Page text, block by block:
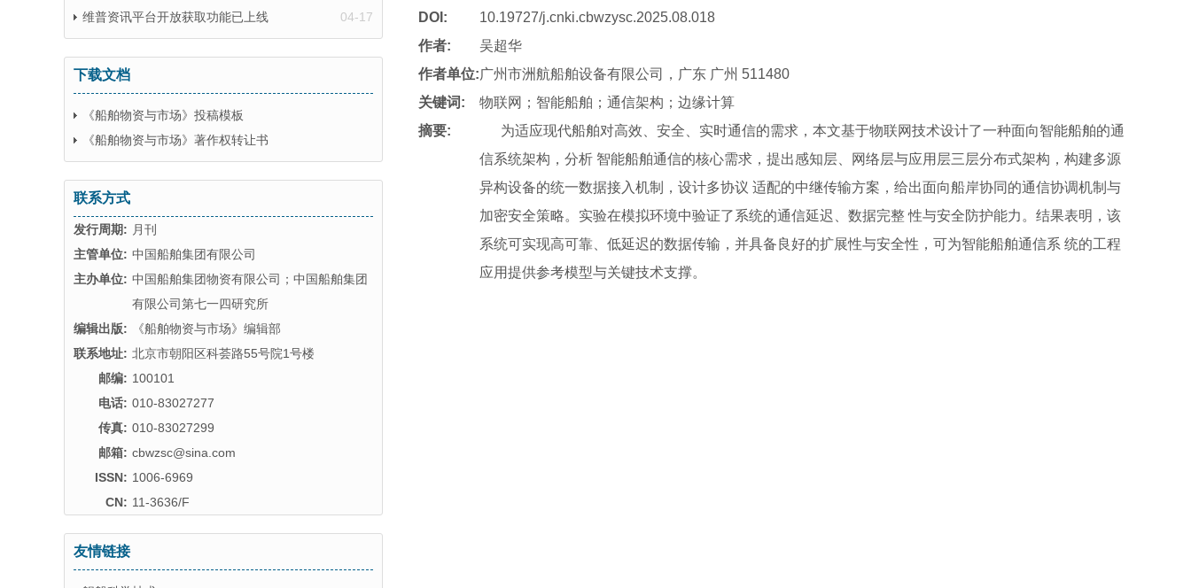
04-17
维普资讯平台开放获取功能已上线
下载文档
《船舶物资与市场》投稿模板
《船舶物资与市场》著作权转让书
联系方式
发行周期: 月刊
主管单位: 中国船舶集团有限公司
主办单位: 中国船舶集团物资有限公司；中国船舶集团
有限公司第七一四研究所
编辑出版:
《船舶物资与市场》编辑部
联系地址: 北京市朝阳区科荟路55号院1号楼
邮编: 100101
电话: 010-83027277
传真: 010-83027299
邮箱: cbwzsc@sina.com
ISSN: 1006-6969
CN: 11-3636/F
友情链接
DOI:
10.19727/j.cnki.cbwzysc.2025.08.018
作者:
吴超华
作者单位:广州市洲航船舶设备有限公司，广东 广州 511480
关键词:
物联网；智能船舶；通信架构；边缘计算
摘要:
为适应现代船舶对高效、安全、实时通信的需求，本文基于物联网技术设计了一种面向智能船舶的通
信系统架构，分析 智能船舶通信的核心需求，提出感知层、网络层与应用层三层分布式架构，构建多源
异构设备的统一数据接入机制，设计多协议 适配的中继传输方案，给出面向船岸协同的通信协调机制与
加密安全策略。实验在模拟环境中验证了系统的通信延迟、数据完整 性与安全防护能力。结果表明，该
系统可实现高可靠、低延迟的数据传输，并具备良好的扩展性与安全性，可为智能船舶通信系 统的工程
应用提供参考模型与关键技术支撑。